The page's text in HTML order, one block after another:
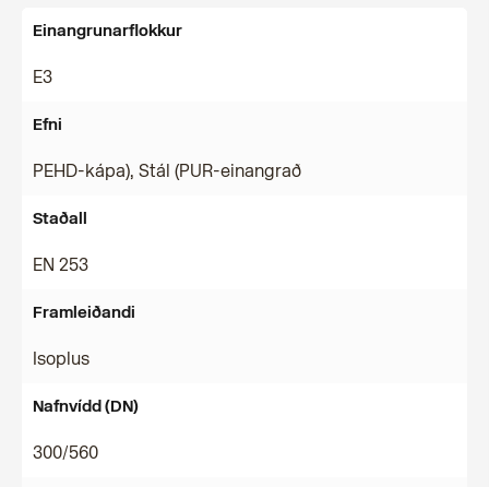
Einangrunarflokkur
E3
Efni
PEHD-kápa), Stál (PUR-einangrað
Staðall
EN 253
Framleiðandi
Isoplus
Nafnvídd (DN)
300/560